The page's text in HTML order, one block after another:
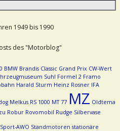
1949 bis 1990
des "Motorblog"
BMW Brandis Classic Grand Prix CW-Wert
Suhl Formel 2 Framo
Harald Sturm Heinz Rosner IFA
Melkus RS 1000 MT 77 MZ Oldtema
Robur Rovomobil Rudge Silbervase
Sport-AWO Standmotoren stationäre